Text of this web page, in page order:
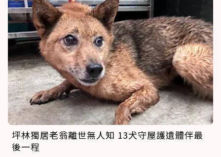
坪林獨居老翁離世無人知 13犬守屋護遺體伴最
後一程